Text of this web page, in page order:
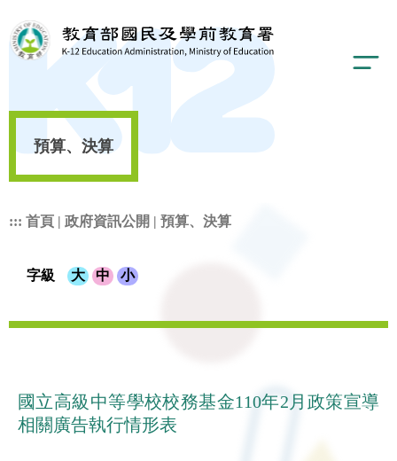
預算、決算
::: 首頁 | 政府資訊公開 | 預算、決算
字級 大 中 小
國立高級中等學校校務基金110年2月政策宣導
相關廣告執行情形表